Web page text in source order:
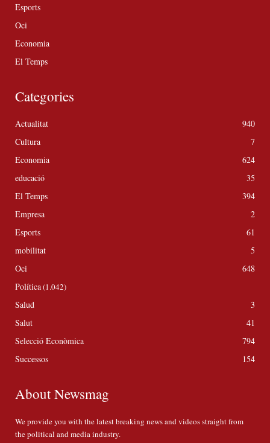
Esports
Oci
Economia
El Temps
Categories
Actualitat
940
Cultura
7
Economia
624
educació
35
El Temps
394
Empresa
2
Esports
61
mobilitat
5
Oci
648
Política(1.042)
Salud
3
Salut
41
Selecció Econòmica
794
Successos
154
About Newsmag
We provide you with the latest breaking news and videos straight from
the political and media industry.